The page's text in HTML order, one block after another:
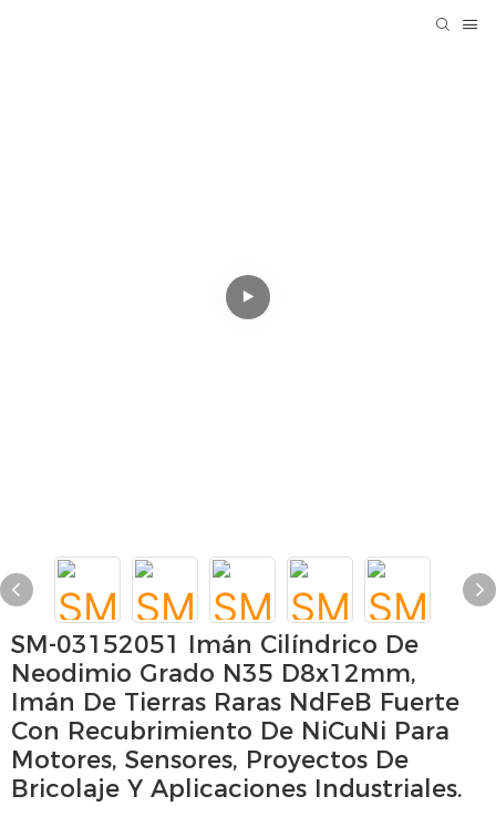
SM-03152051 Imán Cilíndrico De
Neodimio Grado N35 D8x12mm,
Imán De Tierras Raras NdFeB Fuerte
Con Recubrimiento De NiCuNi Para
Motores, Sensores, Proyectos De
Bricolaje Y Aplicaciones Industriales.